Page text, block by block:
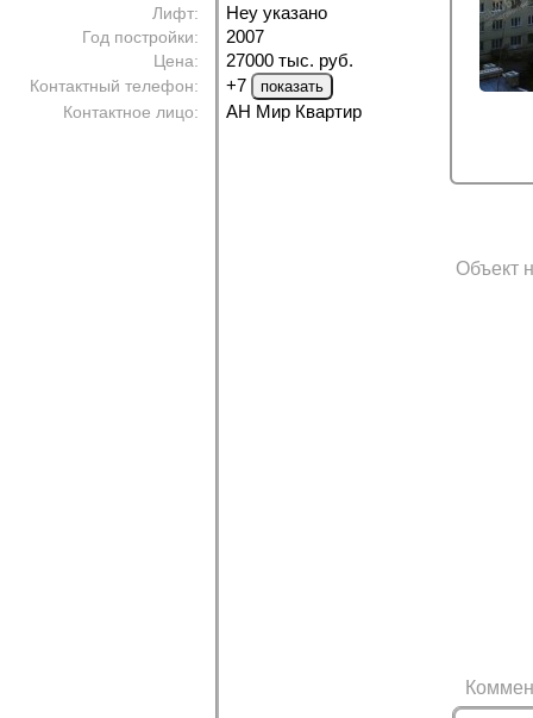
Лифт: Неу указано
Год постройки: 2007
Цена: 27000 тыс. руб.
Контактный телефон: +7
Контактное лицо: АН Мир Квартир
Объект